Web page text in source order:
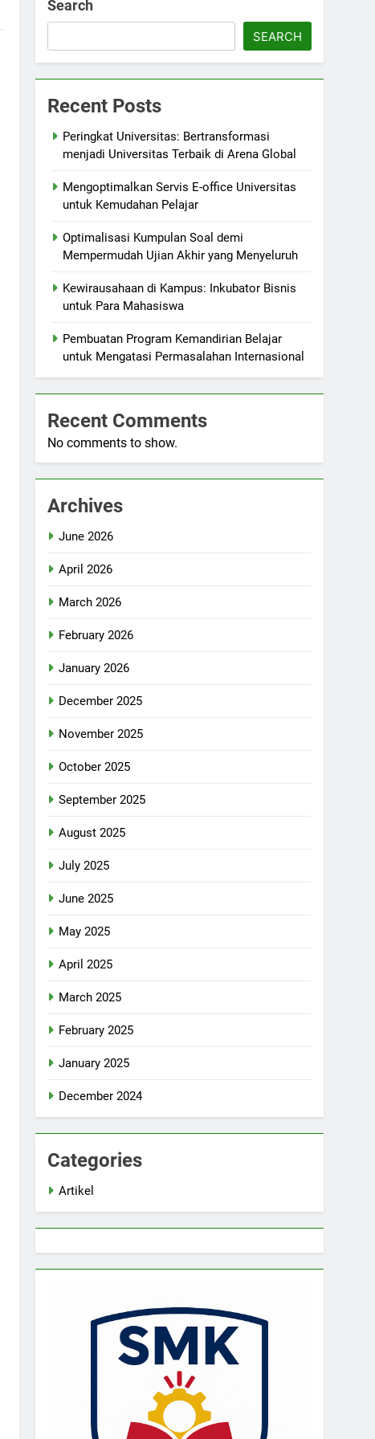
Search
SEARCH
Recent Posts
Peringkat Universitas: Bertransformasi
menjadi Universitas Terbaik di Arena Global
Mengoptimalkan Servis E-office Universitas
untuk Kemudahan Pelajar
Optimalisasi Kumpulan Soal demi
Mempermudah Ujian Akhir yang Menyeluruh
Kewirausahaan di Kampus: Inkubator Bisnis
untuk Para Mahasiswa
Pembuatan Program Kemandirian Belajar
untuk Mengatasi Permasalahan Internasional
Recent Comments
No comments to show.
Archives
June 2026
April 2026
March 2026
February 2026
January 2026
December 2025
November 2025
October 2025
September 2025
August 2025
July 2025
June 2025
May 2025
April 2025
March 2025
February 2025
January 2025
December 2024
Categories
Artikel